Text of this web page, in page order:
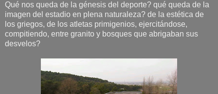
Qué nos queda de la génesis del deporte? qué queda de la
imagen del estadio en plena naturaleza? de la estética de
los griegos, de los atletas primigenios, ejercitándose,
compitiendo, entre granito y bosques que abrigaban sus
desvelos?